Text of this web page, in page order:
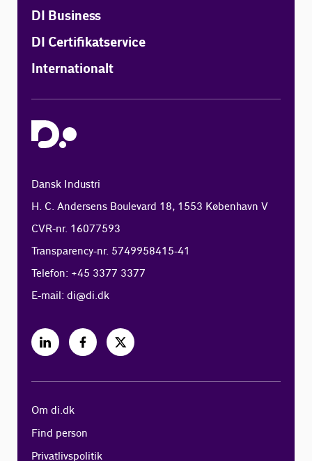
DI Business
DI Certifikatservice
Internationalt
Dansk Industri
H. C. Andersens Boulevard 18, 1553 København V
CVR-nr. 16077593
Transparency-nr. 5749958415-41
Telefon: +45 3377 3377
E-mail:di@di.dk
Om di.dk
Find person
Privatlivspolitik